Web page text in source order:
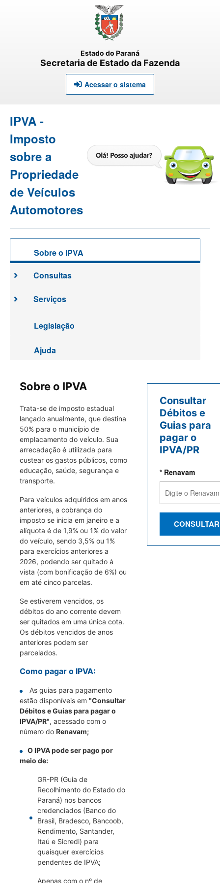
Estado do Paraná
Secretaria de Estado da Fazenda
Acessar o sistema
IPVA -
Imposto
sobre a
Propriedade
de Veículos
Automotores
Sobre o IPVA
Consultas
Serviços
Legislação
Ajuda
Sobre o IPVA
Trata-se de imposto estadual
lançado anualmente, que destina
50% para o município de
emplacamento do veículo. Sua
arrecadação é utilizada para
custear os gastos públicos, como
educação, saúde, segurança e
transporte.
Para veículos adquiridos em anos
anteriores, a cobrança do
imposto se inicia em janeiro e a
alíquota é de 1,9% ou 1% do valor
do veículo, sendo 3,5% ou 1%
para exercícios anteriores a
2026, podendo ser quitado à
vista (com bonificação de 6%) ou
em até cinco parcelas.
Se estiverem vencidos, os
débitos do ano corrente devem
ser quitados em uma única cota.
Os débitos vencidos de anos
anteriores podem ser
parcelados.
Como pagar o IPVA:
As guias para pagamento
estão disponíveis em "Consultar
Débitos e Guias para pagar o
IPVA/PR", acessado com o
número do Renavam;
O IPVA pode ser pago por
meio de:
GR-PR (Guia de
Recolhimento do Estado do
Paraná) nos bancos
credenciados (Banco do
Brasil, Bradesco, Bancoob,
Rendimento, Santander,
Itaú e Sicredi) para
quaisquer exercícios
pendentes de IPVA;
Apenas com o nº de
Consultar
Débitos e
Guias para
pagar o
IPVA/PR
* Renavam
CONSULTAR